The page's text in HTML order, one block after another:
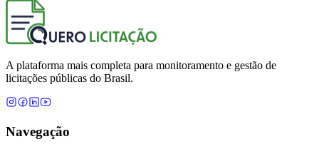
A plataforma mais completa para monitoramento e gestão de
licitações públicas do Brasil.
Navegação